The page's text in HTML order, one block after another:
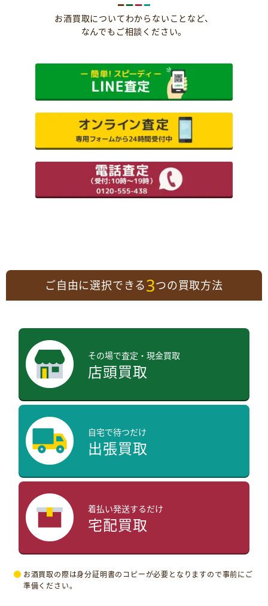
お酒買取についてわからないことなど、
なんでもご相談ください。
ご自由に選択できる3つの買取方法
その場で査定・現金買取
店頭買取
自宅で待つだけ
出張買取
着払い発送するだけ
宅配買取
お酒買取の際は身分証明書のコピーが必要となりますので事前にご
準備ください。